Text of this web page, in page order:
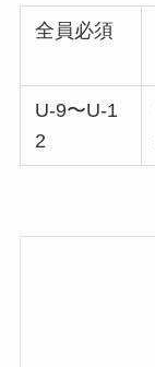
全員必須
U-9〜U-1
2